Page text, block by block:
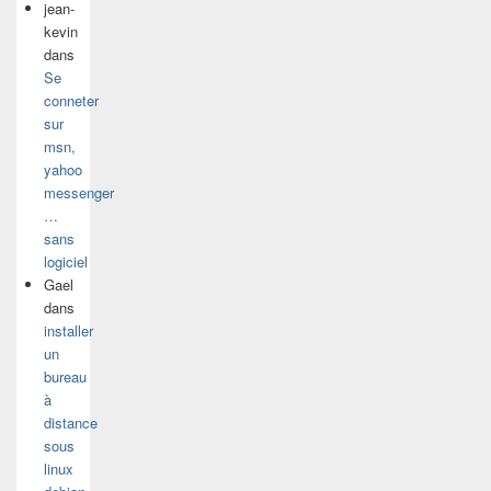
jean-
kevin
dans
Se
conneter
sur
msn,
yahoo
messenger
…
sans
logiciel
Gael
dans
installer
un
bureau
à
distance
sous
linux